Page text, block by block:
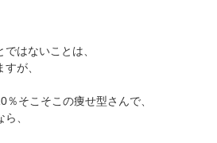
はないことは、
が、
そこそこの痩せ型さんで、
、